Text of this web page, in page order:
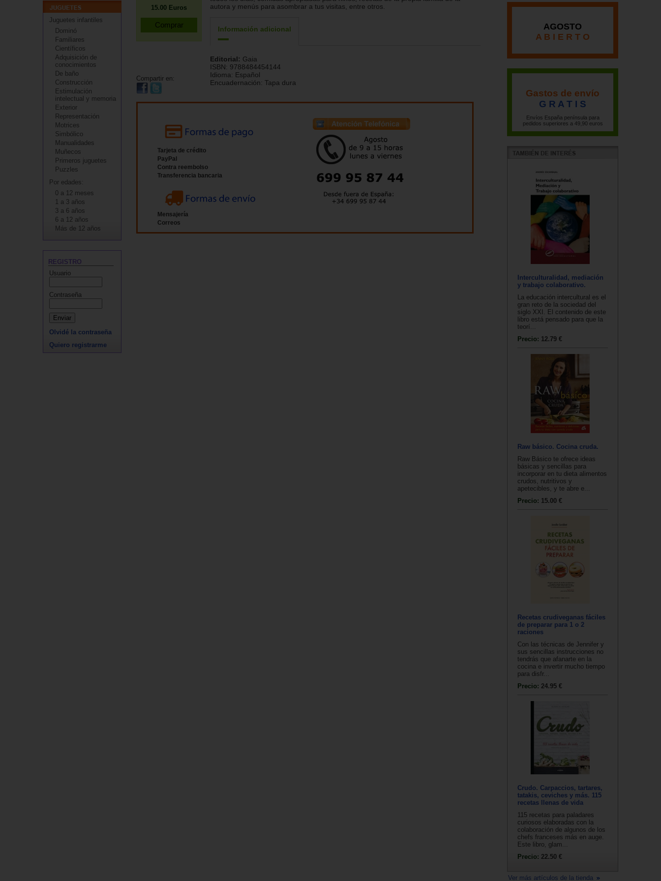
Juguetes infantiles
Dominó
Familiares
Científicos
Adquisición de
conocimientos
De baño
Construcción
Estimulación
intelectual y memoria
Exterior
Representación
Motrices
Simbólico
Manualidades
Muñecos
Primeros juguetes
Puzzles
Por edades:
0 a 12 meses
1 a 3 años
3 a 6 años
6 a 12 años
Más de 12 años
REGISTRO
Usuario
Contraseña
Olvidé la contraseña
Quiero registrarme
15.00 Euros
Compartir en:
autora y menús para asombrar a tus visitas, entre otros.
Información adicional
Editorial: Gaia
ISBN: 9788484454144
Idioma: Español
Encuadernación: Tapa dura
Tarjeta de crédito
PayPal
Contra reembolso
Transferencia bancaria
Mensajería
Correos
AGOSTO
A B I E R T O
Gastos de envío
G R A T I S
Envíos España península para
pedidos superiores a 49,90 euros
Interculturalidad, mediación
y trabajo colaborativo.
La educación intercultural es el
gran reto de la sociedad del
siglo XXI. El contenido de este
libro está pensado para que la
teorí...
Precio: 12.79 €
Raw básico. Cocina cruda.
Raw Básico te ofrece ideas
básicas y sencillas para
incorporar en tu dieta alimentos
crudos, nutritivos y
apetecibles, y te abre e...
Precio: 15.00 €
Recetas crudiveganas fáciles
de preparar para 1 o 2
raciones
Con las técnicas de Jennifer y
sus sencillas instrucciones no
tendrás que afanarte en la
cocina e invertir mucho tiempo
para disfr...
Precio: 24.95 €
Crudo. Carpaccios, tartares,
tatakis, ceviches y más. 115
recetas llenas de vida
115 recetas para paladares
curiosos elaboradas con la
colaboración de algunos de los
chefs franceses más en auge.
Este libro, glam...
Precio: 22.50 €
Ver más artículos de la tienda